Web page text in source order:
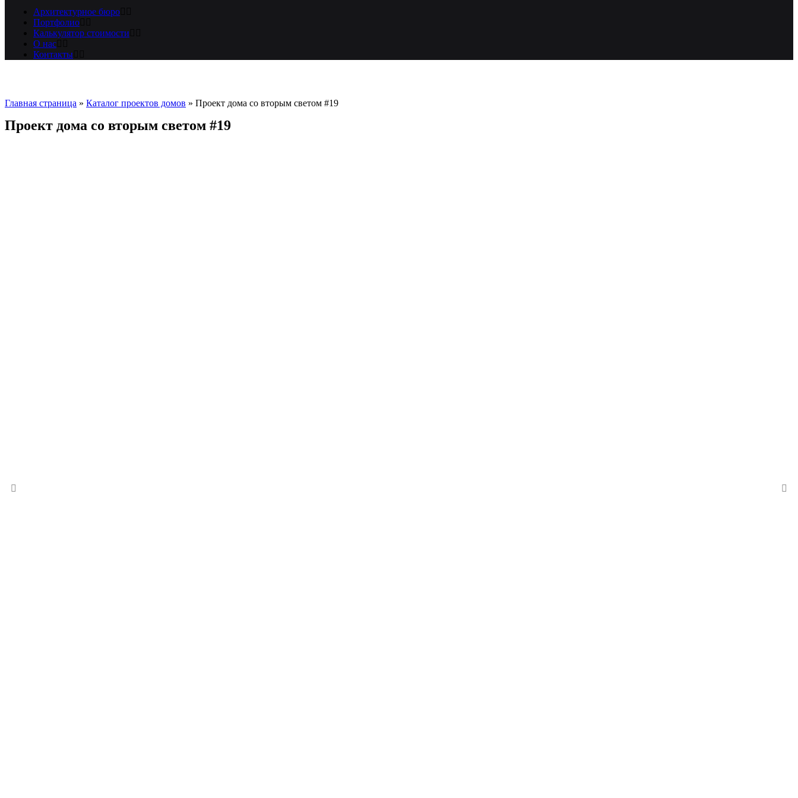
Архитектурное бюро
Портфолио
Калькулятор стоимости
О нас
Контакты
Главная страница » Каталог проектов домов » Проект дома со вторым светом #19
Проект дома со вторым светом #19